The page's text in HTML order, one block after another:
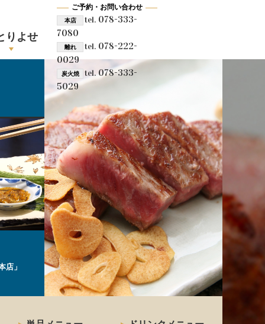
りよせ
ご予約・お問い合わせ
本店 tel. 078-333-
7080
離れ tel. 078-222-
0029
炭火焼 tel. 078-333-
5029
」